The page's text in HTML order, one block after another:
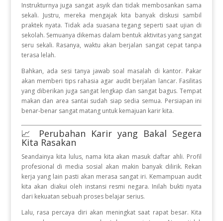
Instrukturnya juga sangat asyik dan tidak membosankan sama
sekali. Justru, mereka mengajak kita banyak diskusi sambil
praktek nyata. Tidak ada suasana tegang seperti saat ujian di
sekolah. Semuanya dikemas dalam bentuk aktivitas yang sangat
seru sekali. Rasanya, waktu akan berjalan sangat cepat tanpa
terasa lelah.
Bahkan, ada sesi tanya jawab soal masalah di kantor. Pakar
akan memberi tips rahasia agar audit berjalan lancar. Fasilitas
yang diberikan juga sangat lengkap dan sangat bagus. Tempat
makan dan area santai sudah siap sedia semua. Persiapan ini
benar-benar sangat matang untuk kemajuan karir kita.
📈 Perubahan Karir yang Bakal Segera
Kita Rasakan
Seandainya kita lulus, nama kita akan masuk daftar ahli. Profil
profesional di media sosial akan makin banyak dilirik. Rekan
kerja yang lain pasti akan merasa sangat iri. Kemampuan audit
kita akan diakui oleh instansi resmi negara. Inilah bukti nyata
dari kekuatan sebuah proses belajar serius.
Lalu, rasa percaya diri akan meningkat saat rapat besar. Kita